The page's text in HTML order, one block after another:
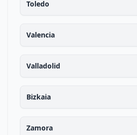
Toledo
Valencia
Valladolid
Bizkaia
Zamora